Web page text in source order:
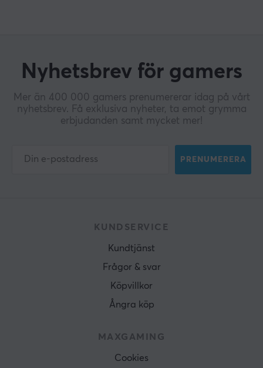
Nyhetsbrev för gamers
Mer än 400 000 gamers prenumererar idag på vårt
nyhetsbrev. Få exklusiva nyheter, ta emot grymma
erbjudanden samt mycket mer!
PRENUMERERA
KUNDSERVICE
Kundtjänst
Frågor & svar
Köpvillkor
Ångra köp
MAXGAMING
Cookies